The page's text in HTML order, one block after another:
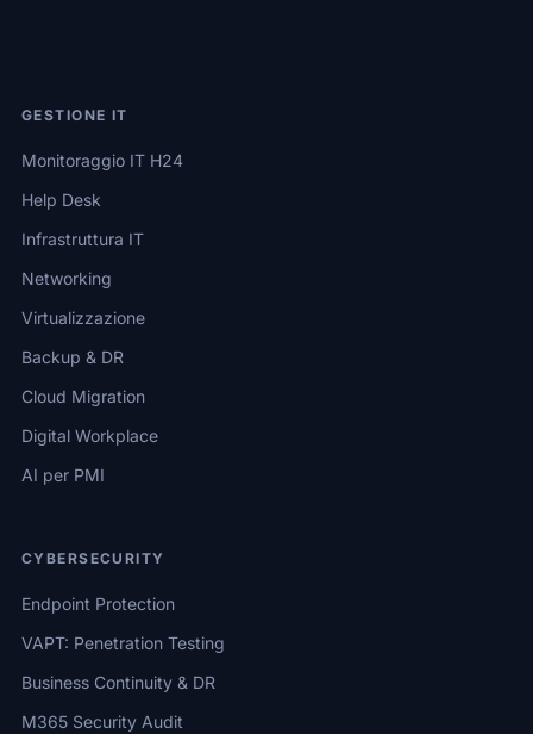
GESTIONE IT
Monitoraggio IT H24
Help Desk
Infrastruttura IT
Networking
Virtualizzazione
Backup & DR
Cloud Migration
Digital Workplace
AI per PMI
CYBERSECURITY
Endpoint Protection
VAPT: Penetration Testing
Business Continuity & DR
M365 Security Audit